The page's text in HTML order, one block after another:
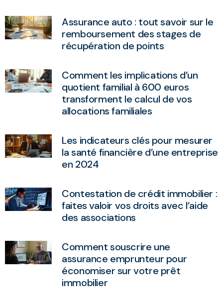
Assurance auto : tout savoir sur le
remboursement des stages de
récupération de points
Comment les implications d’un
quotient familial à 600 euros
transforment le calcul de vos
allocations familiales
Les indicateurs clés pour mesurer
la santé financière d’une entreprise
en 2024
Contestation de crédit immobilier :
faites valoir vos droits avec l’aide
des associations
Comment souscrire une
assurance emprunteur pour
économiser sur votre prêt
immobilier